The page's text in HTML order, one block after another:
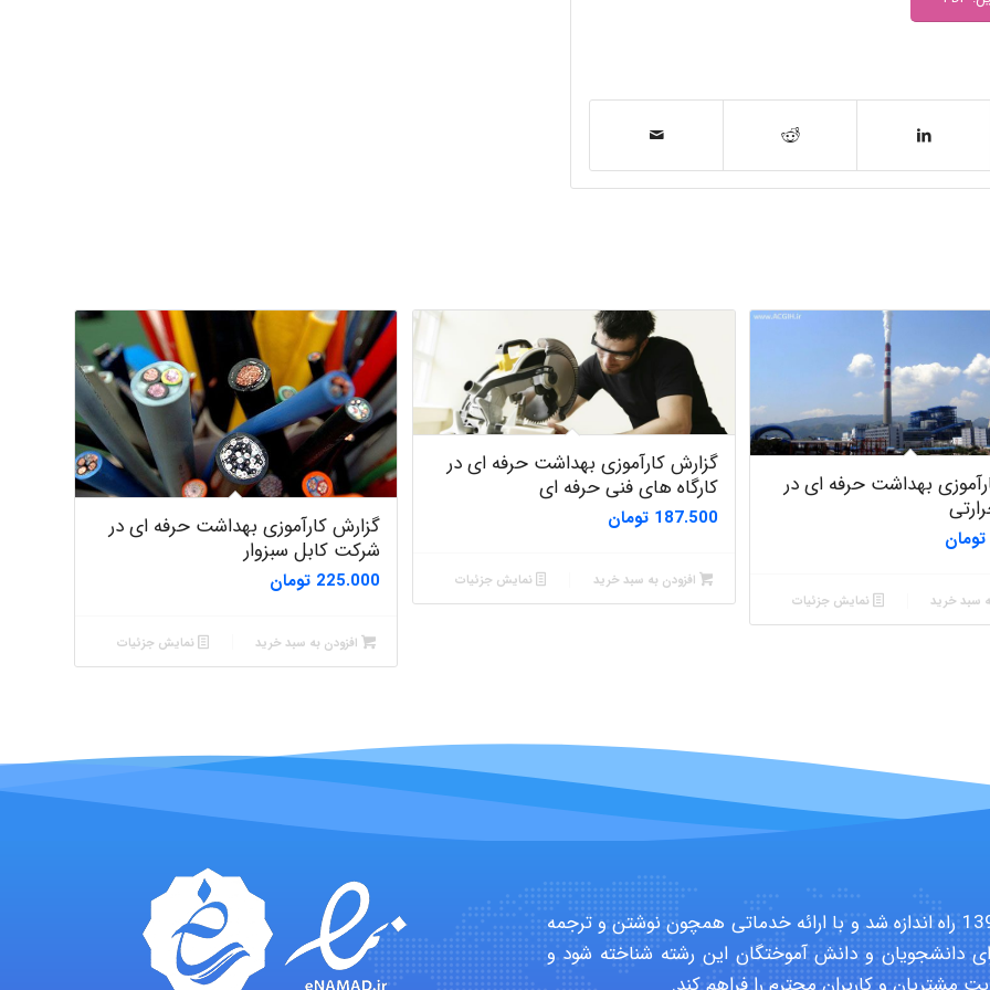
بهداشت حرفه ای در
تومان
سبد خرید نمایش جزئیات
گزارش کارآموزی بهداشت حرفه ای در
کارگاه های فنی حرفه ای
187.500 تومان
افزودن به سبد خرید نمایش جزئیات
گزارش کارآموزی بهداشت حرفه ای در
شرکت کابل سبزوار
225.000 تومان
افزودن به سبد خرید نمایش جزئیات
سایت تخصصی دانشجویان بهداشت حرفه ای در سال 1391 راه اندازه شد و با ارائه خدماتی همچون نوشتن و ترجمه
دانشجویان و دانش آموختگان این رشته شناخته شود و